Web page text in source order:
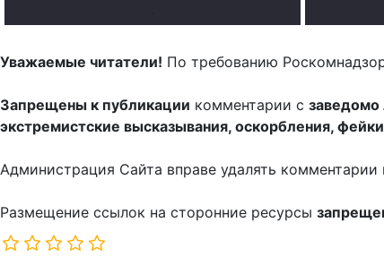
Уважаемые читатели! По требованию
Запрещены к публикации комментарии с
экстремистские высказывания, оскорбления,
Администрация Сайта вправе удалять
Размещение ссылок на сторонние ресурсы